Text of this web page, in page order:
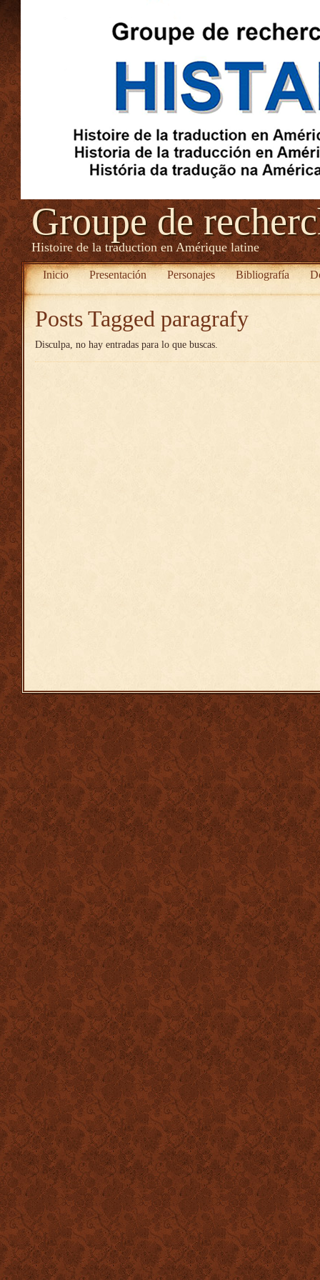
Groupe de
Histoire de la traduction en Amérique latine
Inicio Presentación Personajes Bibliografía
Posts Tagged paragrafy
Disculpa, no hay entradas para lo que buscas.